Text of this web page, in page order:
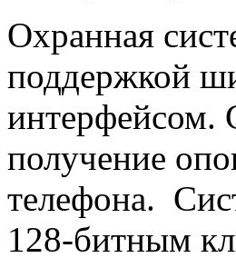
Охранная
поддержкой
интерфейсом.
получение
телефона.
128-битным